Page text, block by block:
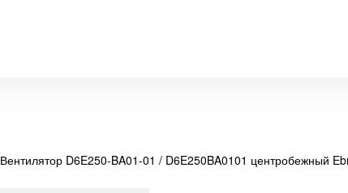
Вентилятор D6E250-BA01-01 / D6E250BA0101 центробежный